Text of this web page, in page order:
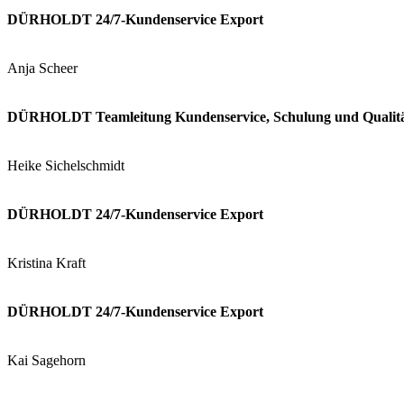
DÜRHOLDT 24/7-Kundenservice Export
Anja Scheer
DÜRHOLDT Teamleitung Kundenservice, Schulung und
Heike Sichelschmidt
DÜRHOLDT 24/7-Kundenservice Export
Kristina Kraft
DÜRHOLDT 24/7-Kundenservice Export
Kai Sagehorn